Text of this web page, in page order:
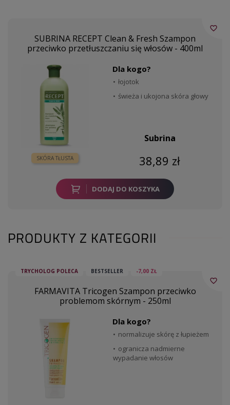
SUBRINA RECEPT Clean & Fresh Szampon
przeciwko przetłuszczaniu się włosów - 400ml
SKÓRA TŁUSTA
Dla kogo?
łojotok
świeża i ukojona skóra głowy
Subrina
38,89 zł
DODAJ DO KOSZYKA
favorite_border
PRODUKTY Z KATEGORII
TRYCHOLOG POLECA BESTSELLER -7,00 ZŁ
FARMAVITA Tricogen Szampon przeciwko
problemom skórnym - 250ml
Dla kogo?
normalizuje skórę z łupieżem
ogranicza nadmierne
wypadanie włosów
favorite_border